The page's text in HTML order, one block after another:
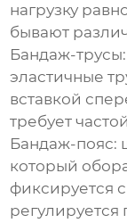
нагрузку
бывают
Бандаж-трусы
эластичные
вставкой
требует
Бандаж-пояс:
который
фиксируется
регулируется